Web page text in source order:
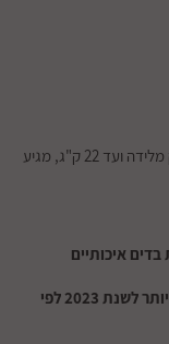
עגלת תינוק משולבת פיניטי של ג'ואי מתאימה לתינוק מלידה ועד 22 ק"ג, מגיע
איכותיים
זוכה פרס מקום ראשון (Gold) כעגלה הטוב ביותר לשנת 2023 לפי